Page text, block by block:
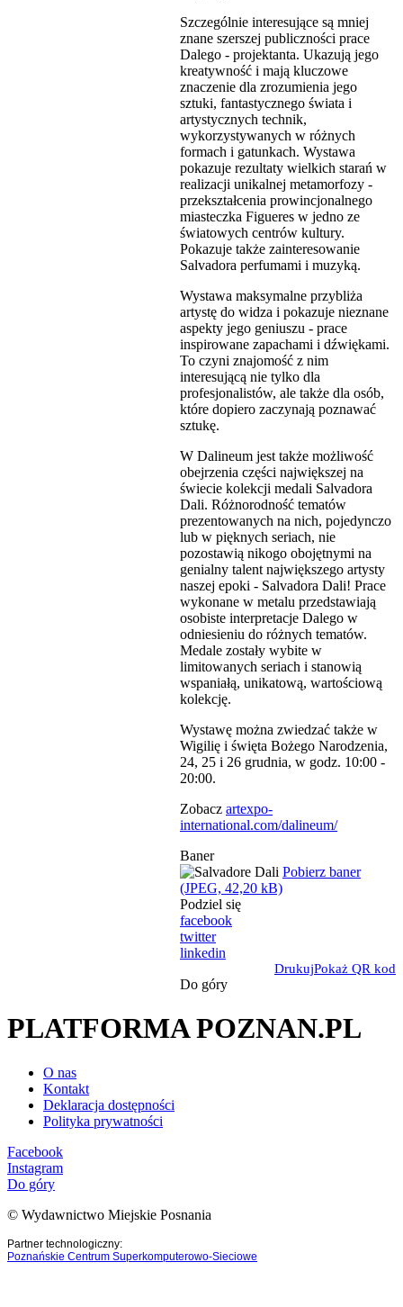
Szczególnie interesujące są mniej
znane szerszej publiczności prace
Dalego - projektanta. Ukazują jego
kreatywność i mają kluczowe
znaczenie dla zrozumienia jego
sztuki, fantastycznego świata i
artystycznych technik,
wykorzystywanych w różnych
formach i gatunkach. Wystawa
pokazuje rezultaty wielkich starań w
realizacji unikalnej metamorfozy -
przekształcenia prowincjonalnego
miasteczka Figueres w jedno ze
światowych centrów kultury.
Pokazuje także zainteresowanie
Salvadora perfumami i muzyką.
Wystawa maksymalne przybliża
artystę do widza i pokazuje nieznane
aspekty jego geniuszu - prace
inspirowane zapachami i dźwiękami.
To czyni znajomość z nim
interesującą nie tylko dla
profesjonalistów, ale także dla osób,
które dopiero zaczynają poznawać
sztukę.
W Dalineum jest także możliwość
obejrzenia części największej na
świecie kolekcji medali Salvadora
Dali. Różnorodność tematów
prezentowanych na nich, pojedynczo
lub w pięknych seriach, nie
pozostawią nikogo obojętnymi na
genialny talent największego artysty
naszej epoki - Salvadora Dali! Prace
wykonane w metalu przedstawiają
osobiste interpretacje Dalego w
odniesieniu do różnych tematów.
Medale zostały wybite w
limitowanych seriach i stanowią
wspaniałą, unikatową, wartościową
kolekcję.
Wystawę można zwiedzać także w
Wigilię i święta Bożego Narodzenia,
24, 25 i 26 grudnia, w godz. 10:00 -
20:00.
Zobacz artexpo-
international.com/dalineum/
Baner
Pobierz baner
(JPEG, 42,20 kB)
Podziel się
facebook
twitter
linkedin
DrukujPokaż QR kod
Do góry
PLATFORMA POZNAN.PL
O nas
Kontakt
Deklaracja dostępności
Polityka prywatności
Facebook
Instagram
Do góry
© Wydawnictwo Miejskie Posnania
Partner technologiczny:
Poznańskie Centrum Superkomputerowo-Sieciowe